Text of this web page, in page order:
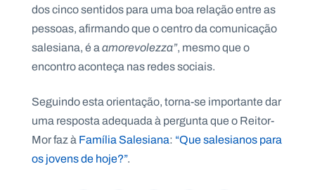
dos cinco sentidos para uma boa relação entre as
pessoas, afirmando que o centro da comunicação
salesiana, é aamorevolezza”, mesmo que o
encontro aconteça nas redes sociais.
Seguindo esta orientação, torna-se importante dar
uma resposta adequada à pergunta que o Reitor-
Mor faz àFamília Salesiana: “Que salesianos para
os jovens de hoje?”.